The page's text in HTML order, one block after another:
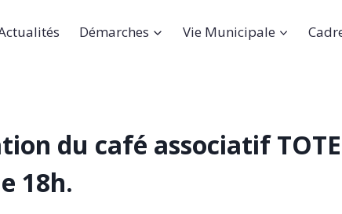
Démarches Vie Municipale
du café associatif
18h.